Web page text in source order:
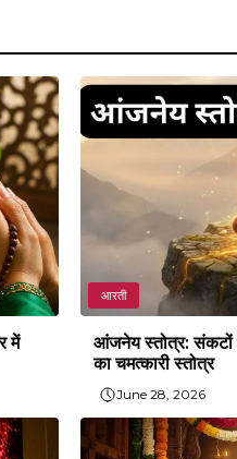
में
आरती
आंजनेय स्तोत्र: संकटों
का चमत्कारी स्तोत्र
June 28, 2026